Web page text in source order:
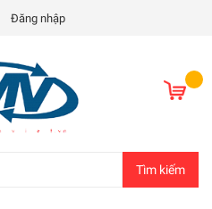
Đăng nhập
Tìm kiếm